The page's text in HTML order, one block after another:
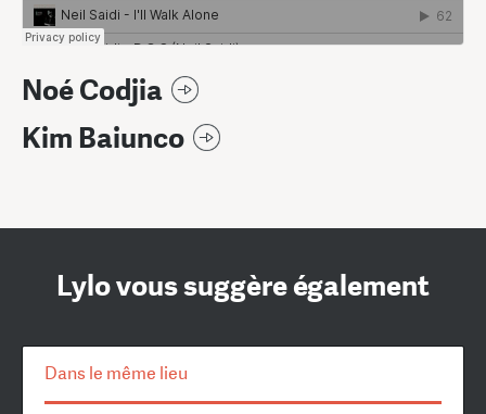
Noé Codjia
Kim Baiunco
Lylo vous suggère également
Dans le même lieu